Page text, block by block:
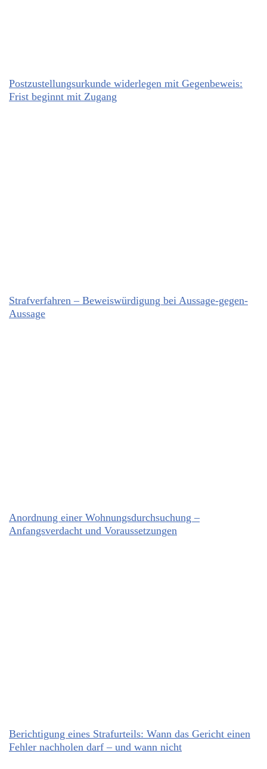
Postzustellungsurkunde widerlegen mit Gegenbeweis:
Frist beginnt mit Zugang
Strafverfahren – Beweiswürdigung bei Aussage-gegen-
Aussage
Anordnung einer Wohnungsdurchsuchung –
Anfangsverdacht und Voraussetzungen
Berichtigung eines Strafurteils: Wann das Gericht einen
Fehler nachholen darf – und wann nicht